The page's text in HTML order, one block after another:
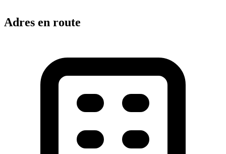
Adres en route